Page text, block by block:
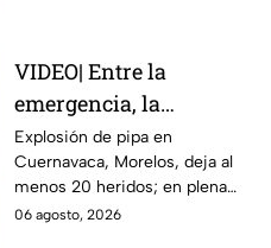
VIDEO| Entre la
emergencia, la
desesperación y el
llanto de un niño;
adultos desatan pelea
tras explosión de pipa
Explosión de pipa en
Cuernavaca, Morelos, deja al
menos 20 heridos; en plena
emergencia, dos hombres
06 agosto, 2026